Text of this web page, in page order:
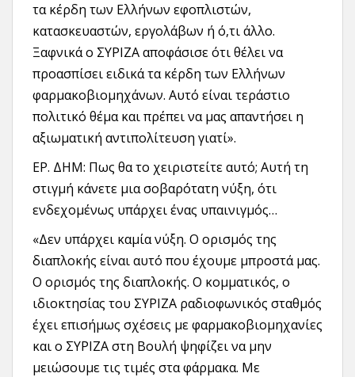
τα κέρδη των Ελλήνων εφοπλιστών,
κατασκευαστών, εργολάβων ή ό,τι άλλο.
Ξαφνικά ο ΣΥΡΙΖΑ αποφάσισε ότι θέλει να
προασπίσει ειδικά τα κέρδη των Ελλήνων
φαρμακοβιομηχάνων. Αυτό είναι τεράστιο
πολιτικό θέμα και πρέπει να μας απαντήσει η
αξιωματική αντιπολίτευση γιατί».
ΕΡ. ΔΗΜ: Πως θα το χειριστείτε αυτό; Αυτή τη
στιγμή κάνετε μια σοβαρότατη νύξη, ότι
ενδεχομένως υπάρχει ένας υπαινιγμός…
«Δεν υπάρχει καμία νύξη. Ο ορισμός της
διαπλοκής είναι αυτό που έχουμε μπροστά μας.
Ο ορισμός της διαπλοκής. Ο κομματικός, ο
ιδιοκτησίας του ΣΥΡΙΖΑ ραδιοφωνικός σταθμός
έχει επισήμως σχέσεις με φαρμακοβιομηχανίες
και ο ΣΥΡΙΖΑ στη Βουλή ψηφίζει να μην
μειώσουμε τις τιμές στα φάρμακα. Με